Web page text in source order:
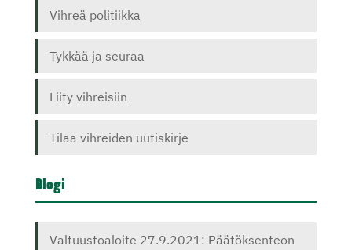
Vihreä politiikka
Tykkää ja seuraa
Liity vihreisiin
Tilaa vihreiden uutiskirje
Blogi
Valtuustoaloite 27.9.2021: Päätöksenteon